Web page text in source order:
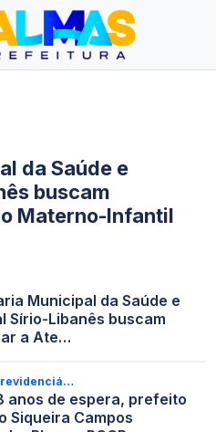
da Saúde e
buscam
Materno-Infantil
Municipal da Saúde e
Sírio-Libanês buscam
a Ate…
anos de espera, prefeito
Siqueira Campos